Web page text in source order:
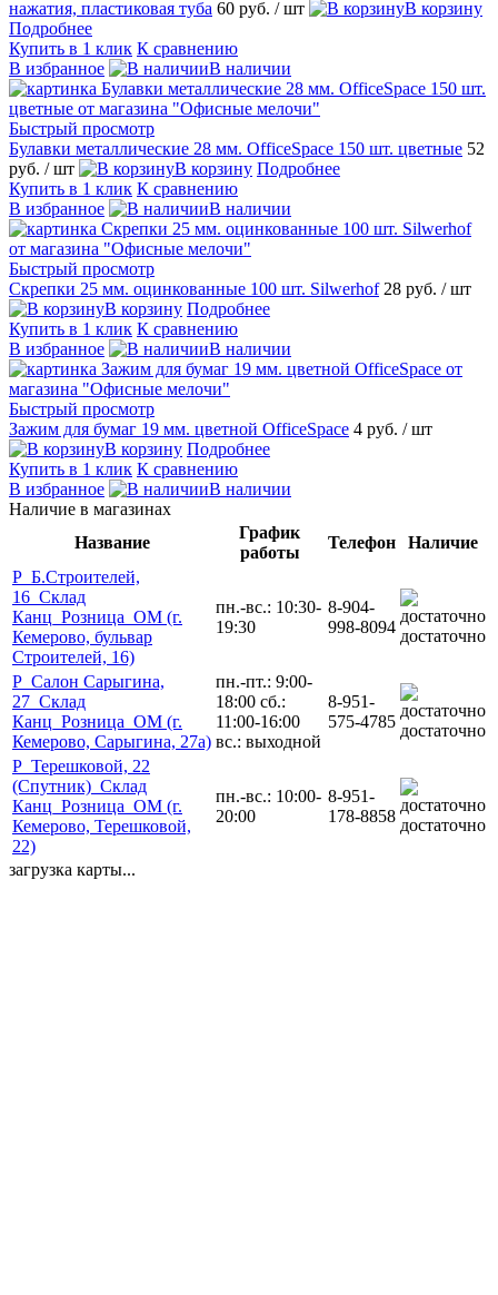
нажатия, пластиковая туба 60 руб. / шт
В корзину
Подробнее
Купить в 1 клик К сравнению
В избранное
В наличии
Быстрый просмотр
Булавки металлические 28 мм. OfficeSpace 150 шт. цветные 52
руб. / шт В корзину Подробнее
Купить в 1 клик К сравнению
В избранное
В наличии
Быстрый просмотр
Скрепки 25 мм. оцинкованные 100 шт. Silwerhof 28 руб. / шт
В корзину Подробнее
Купить в 1 клик К сравнению
В избранное
В наличии
Быстрый просмотр
Зажим для бумаг 19 мм. цветной OfficeSpace 4 руб. / шт
В корзину Подробнее
Купить в 1 клик К сравнению
В избранное
В наличии
Наличие в магазинах
Название
График
работы
Телефон
Наличие
Р_Б.Строителей,
16_Склад
Канц_Розница_ОМ (г.
Кемерово, бульвар
Строителей, 16)
пн.-вс.: 10:30-
19:30
8-904-
998-8094 достаточно
Р_Салон Сарыгина,
27_Склад
Канц_Розница_ОМ (г.
Кемерово, Сарыгина, 27а)
пн.-пт.: 9:00-
18:00 сб.:
11:00-16:00
вс.: выходной
8-951-
575-4785 достаточно
Р_Терешковой, 22
(Спутник)_Склад
Канц_Розница_ОМ (г.
Кемерово, Терешковой,
22)
пн.-вс.: 10:00-
20:00
8-951-
178-8858 достаточно
загрузка карты...